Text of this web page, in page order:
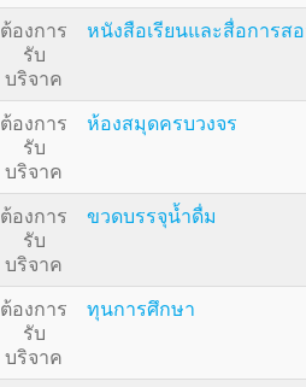
ต้องการ
รับ
บริจาค
หนังสือเรียนและสื่อการส
ต้องการ
รับ
บริจาค
ห้องสมุดครบวงจร
ต้องการ
รับ
บริจาค
ขวดบรรจุน้ำดื่ม
ต้องการ
รับ
บริจาค
ทุนการศึกษา